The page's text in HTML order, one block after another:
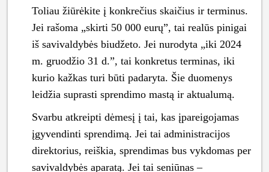
Toliau žiūrėkite į konkrečius skaičius ir terminus.
Jei rašoma „skirti 50 000 eurų”, tai realūs pinigai
iš savivaldybės biudžeto. Jei nurodyta „iki 2024
m. gruodžio 31 d.”, tai konkretus terminas, iki
kurio kažkas turi būti padaryta. Šie duomenys
leidžia suprasti sprendimo mastą ir aktualumą.
Svarbu atkreipti dėmesį į tai, kas įpareigojamas
įgyvendinti sprendimą. Jei tai administracijos
direktorius, reiškia, sprendimas bus vykdomas per
savivaldybės aparatą. Jei tai seniūnas –